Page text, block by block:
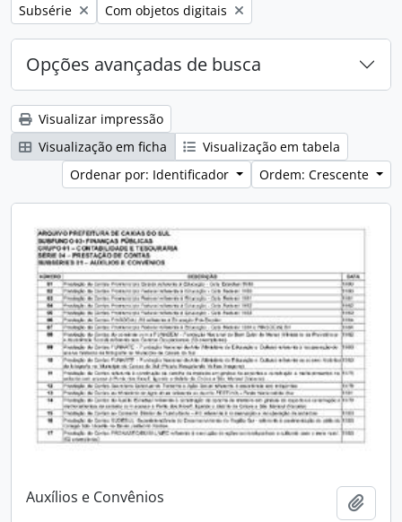
Remover filtro:
Subsérie Remover filtro:
Com objetos digitais
Opções avançadas de busca
Visualizar impressão
Visualização em ficha
Visualização em tabela
Ordenar por: Identificador
Ordem: Crescente
Auxílios e Convênios